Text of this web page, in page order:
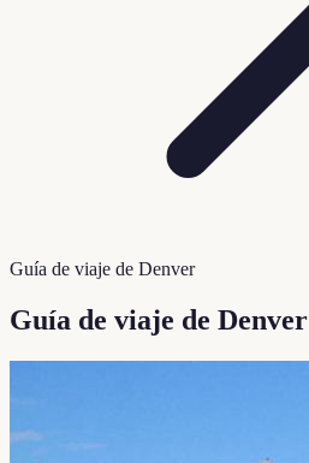
Guía de viaje de Denver
Guía de viaje de Denver